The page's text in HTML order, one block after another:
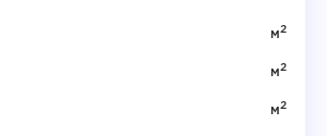
м2
м2
м2